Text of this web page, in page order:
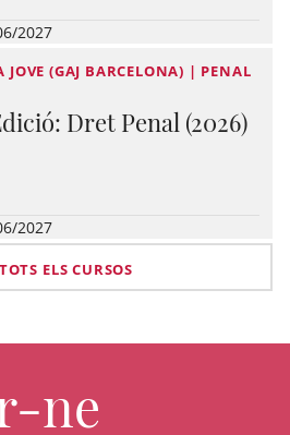
2027
JOVE (GAJ BARCELONA) | PENAL
Dret Penal (2026)
2027
ELS CURSOS
ne